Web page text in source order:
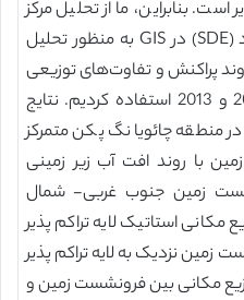
بنابراین، ما از تحلیل مرکز
ثقل و روش‌های بیضی استاندارد (SDE) در GIS به منظور تحلیل
پراکنش و تفاوت‌های توزیعی
در 1995(1999)،2007، 2009، 2011 و 2013 استفاده کردیم. نتایج
چائویانگ پکن متمرکز
با روند افت آب زیر زمینی
زمین جنوب غربی- شمال
مکانی استاتیک لایه تراکم پذیر
زمین نزدیک به لایه تراکم پذیر
مکانی بین فرونشست زمین و